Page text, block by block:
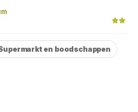
en boodschappen